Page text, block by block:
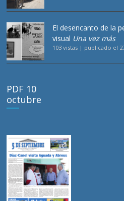
El desencanto de la
visual Una vez más
103 vistas | publicado el
PDF 10
octubre